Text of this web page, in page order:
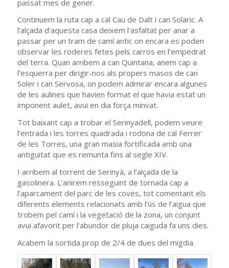
passat mes de gener.
Continuem la ruta cap a cal Cau de Dalt i can Solaric. A
l’alçada d’aquesta casa deixem l’asfaltat per anar a
passar per un tram de camí antic on encara es poden
observar les roderes fetes pels carros en l’empedrat
del terra. Quan arribem a can Quintana, anem cap a
l’esquerra per dirigir-nos als propers masos de can
Soler i can Servosa, on podem admirar encara algunes
de les aulines que havien format el que havia estat un
imponent aulet, avui en dia força minvat.
Tot baixant cap a trobar el Serinyadell, podem veure
l’entrada i les torres quadrada i rodona de cal Ferrer
de les Torres, una gran masia fortificada amb una
antiguitat que es remunta fins al segle XIV.
I arribem al torrent de Serinyà, a l’alçada de la
gasolinera. L’anirem resseguint de tornada cap a
l’aparcament del parc de les coves, tot comentant els
diferents elements relacionats amb l’ús de l’aigua que
trobem pel camí i la vegetació de la zona, un conjunt
avui afavorit per l’abundor de pluja caiguda fa uns dies.
Acabem la sortida prop de 2/4 de dues del migdia.